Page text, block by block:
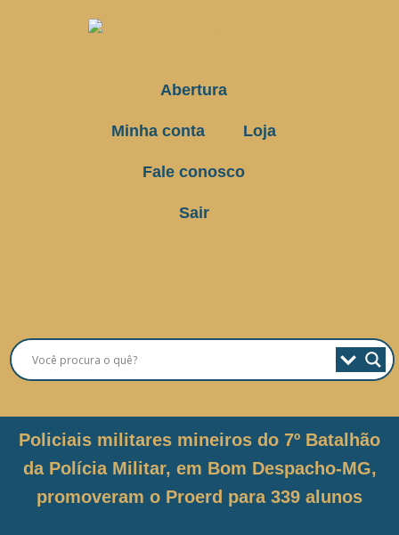
Abertura
Minha conta Loja
Fale conosco
Sair
Policiais militares mineiros do 7º Batalhão
da Polícia Militar, em Bom Despacho-MG,
promoveram o Proerd para 339 alunos